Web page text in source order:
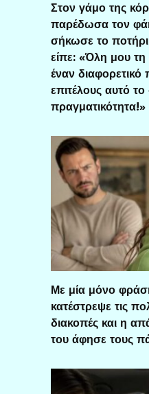
Στον γάμο της
παρέδωσα τον
σήκωσε το ποτήρι
είπε: «Όλη μου
έναν
επιτέλους αυτό το
πραγματικότητα!»
Με μία μόνο
κατέστρεψε τις
διακοπές και η
του άφησε τους